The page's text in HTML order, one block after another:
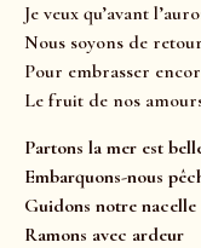
Je veux qu’avant
Nous soyons de retour
Pour embrasser
Le fruit de nos
Partons la mer est
Embarquons-nous
Guidons notre nacelle
Ramons avec ardeur